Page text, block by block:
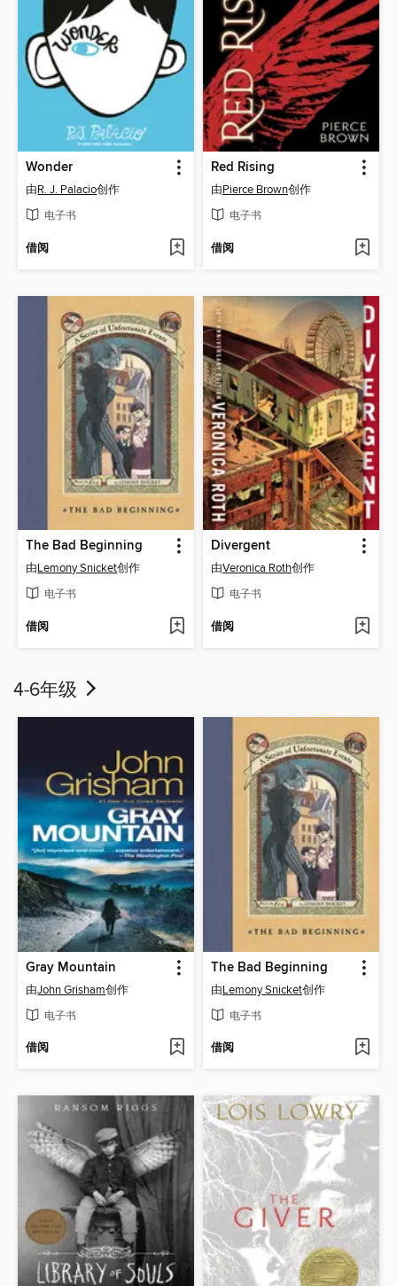
Wonder
由R. J. Palacio创作
电子书
借阅
Red Rising
由Pierce Brown创作
电子书
借阅
The Bad Beginning
由Lemony Snicket创作
电子书
借阅
Divergent
由Veronica Roth创作
电子书
借阅
4-6年级
Gray Mountain
由John Grisham创作
电子书
借阅
The Bad Beginning
由Lemony Snicket创作
电子书
借阅